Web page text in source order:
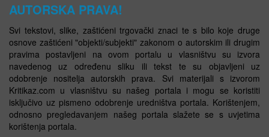
AUTORSKA PRAVA!
Svi tekstovi, slike, zaštićeni trgovački znaci te s bilo koje druge
osnove zaštićeni "objekti/subjekti" zakonom o autorskim ili drugim
pravima postavljeni na ovom portalu u vlasništvu su izvora
navedenog uz određenu sliku ili tekst te su objavljeni uz
odobrenje nositelja autorskih prava. Svi materijali s izvorom
Kritikaz.com u vlasništvu su našeg portala i mogu se koristiti
isključivo uz pismeno odobrenje uredništva portala. Korištenjem,
odnosno pregledavanjem našeg portala slažete se s uvjetima
korištenja portala.